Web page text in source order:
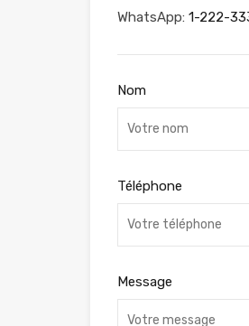
WhatsApp: 1-222-
Nom
Téléphone
Message